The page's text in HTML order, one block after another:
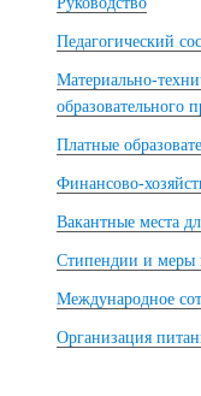
Педагогический
Материально-
образовательного
Платные
Финансово-
Вакантные места
Стипендии и меры
Международное
Организация